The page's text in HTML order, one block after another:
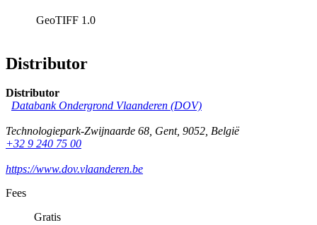
GeoTIFF 1.0
Distributor
Distributor
Databank Ondergrond Vlaanderen (DOV)
Technologiepark-Zwijnaarde 68, Gent, 9052, België
+32 9 240 75 00
https://www.dov.vlaanderen.be
Fees
Gratis